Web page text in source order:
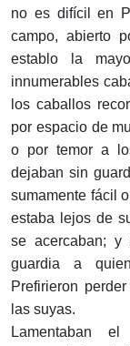
no es difícil en
campo, abierto
establo la
innumerables
los caballos
por espacio de
o por temor a
dejaban sin
sumamente fácil
estaba lejos de
se acercaban; y
guardia a
Prefirieron
las suyas.
Lamentaban